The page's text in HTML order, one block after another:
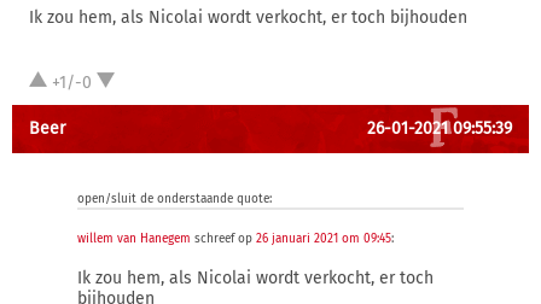
Ik zou hem, als Nicolai wordt verkocht, er toch bijhouden
+1/-0
Beer 26-01-2021 09:55:39
open/sluit de onderstaande quote:
willem van Hanegem schreef op 26 januari 2021 om 09:45:
Ik zou hem, als Nicolai wordt verkocht, er toch
bijhouden